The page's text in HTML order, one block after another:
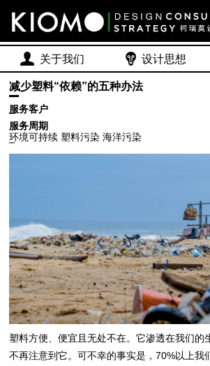
关于我们 设计思想
减少塑料“依赖”的五种办法
服务客户
服务周期
环境可持续 塑料污染 海洋污染
塑料方便、便宜且无处不在。它渗透在我们的
不再注意到它。可不幸的事实是，70%以上我